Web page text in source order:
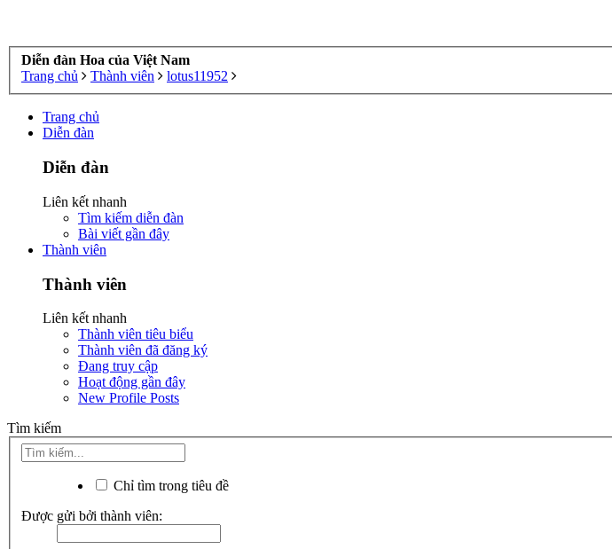
Diễn đàn Hoa của Việt Nam
Trang chủ
Thành viên lotus11952
Trang chủ
Diễn đàn
Diễn đàn
Liên kết nhanh
Tìm kiếm diễn đàn
Bài viết gần đây
Thành viên
Thành viên
Liên kết nhanh
Thành viên tiêu biểu
Thành viên đã đăng ký
Đang truy cập
Hoạt động gần đây
New Profile Posts
Tìm kiếm
Chỉ tìm trong tiêu đề
Được gửi bởi thành viên: